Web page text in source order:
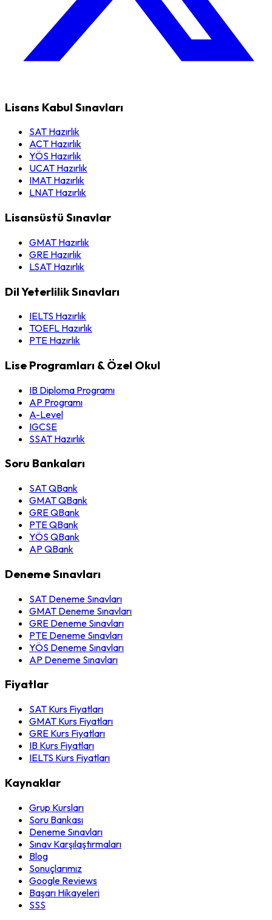
Lisans Kabul Sınavları
SAT Hazırlık
ACT Hazırlık
YÖS Hazırlık
UCAT Hazırlık
IMAT Hazırlık
LNAT Hazırlık
Lisansüstü Sınavlar
GMAT Hazırlık
GRE Hazırlık
LSAT Hazırlık
Dil Yeterlilik Sınavları
IELTS Hazırlık
TOEFL Hazırlık
PTE Hazırlık
Lise Programları & Özel Okul
IB Diploma Programı
AP Programı
A-Level
IGCSE
SSAT Hazırlık
Soru Bankaları
SAT QBank
GMAT QBank
GRE QBank
PTE QBank
YÖS QBank
AP QBank
Deneme Sınavları
SAT Deneme Sınavları
GMAT Deneme Sınavları
GRE Deneme Sınavları
PTE Deneme Sınavları
YÖS Deneme Sınavları
AP Deneme Sınavları
Fiyatlar
SAT Kurs Fiyatları
GMAT Kurs Fiyatları
GRE Kurs Fiyatları
IB Kurs Fiyatları
IELTS Kurs Fiyatları
Kaynaklar
Grup Kursları
Soru Bankası
Deneme Sınavları
Sınav Karşılaştırmaları
Blog
Sonuçlarımız
Google Reviews
Başarı Hikayeleri
SSS